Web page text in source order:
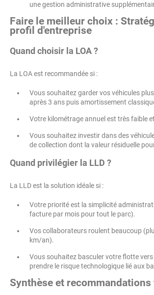
une gestion administrative
Faire le meilleur choix :
profil d'entreprise
Quand choisir la LOA ?
La LOA est recommandée si :
Vous souhaitez garder vos véhicules
après 3 ans puis amortissement
Votre kilométrage annuel est très faible
Vous souhaitez investir dans des
de collection dont la valeur résiduelle
Quand privilégier la LLD ?
La LLD est la solution idéale si :
Votre priorité est la simplicité
facture par mois pour tout le parc).
Vos collaborateurs roulent beaucoup
km/an).
Vous souhaitez basculer votre flotte
prendre le risque technologique lié aux
Synthèse et recommandations